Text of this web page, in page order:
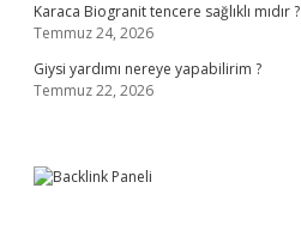
Karaca Biogranit tencere sağlıklı mıdır ?
Temmuz 24, 2026
Giysi yardımı nereye yapabilirim ?
Temmuz 22, 2026